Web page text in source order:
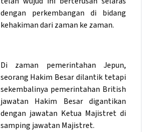
dengan perkembangan di bidang
kehakiman dari zaman ke zaman.
Di zaman pemerintahan Jepun,
seorang Hakim Besar dilantik tetapi
sekembalinya pemerintahan British
jawatan Hakim Besar digantikan
dengan jawatan Ketua Majistret di
samping jawatan Majistret.